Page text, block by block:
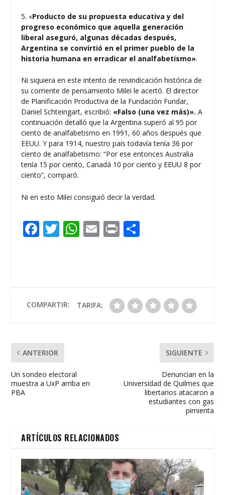
5. «Producto de su propuesta educativa y del
progreso económico que aquella generación
liberal aseguró, algunas décadas después,
Argentina se convirtió en el primer pueblo de la
historia humana en erradicar el analfabetismo».
Ni siquiera en este intento de reivindicación histórica de
su corriente de pensamiento Milei le acertó. El director
de Planificación Productiva de la Fundación Fundar,
Daniel Schteingart, escribió: «Falso (una vez más)».A
continuación detalló que la Argentina superó al 95 por
ciento de analfabetismo en 1991, 60 años después que
EEUU. Y para 1914, nuestro país todavía tenía 36 por
ciento de analfabetismo: “Por ese entonces Australia
tenía 15 por ciento, Canadá 10 por ciento y EEUU 8 por
ciento”, comparó.
Ni en esto Milei consiguió decir la verdad.
F
o
o
T W
A
p
E Pr
ar
ti
COMPARTIR: TARIFA:
ANTERIOR
Un sondeo electoral
muestra a UxP arriba en
PBA
SIGUIENTE
Denuncian en la
Universidad de Quilmes que
libertarios atacaron a
estudiantes con gas
pimienta
ARTÍCULOS RELACIONADOS